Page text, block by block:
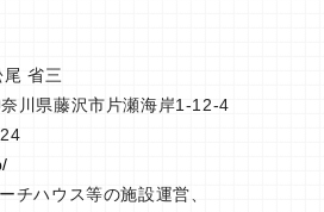
省三
川県藤沢市片瀬海岸1-12-4
チハウス等の施設運営、